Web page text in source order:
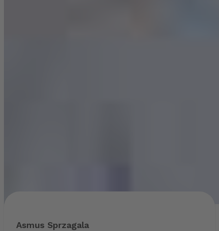
Asmus Sprzagala